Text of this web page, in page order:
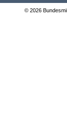
© 2026